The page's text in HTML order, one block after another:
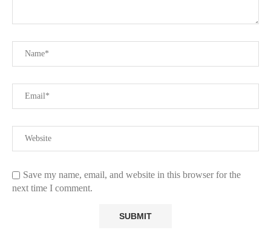
Save my name, email, and website in this browser for the
next time I comment.